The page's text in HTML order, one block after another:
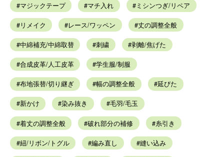
マジックテープ マチ入れ ミシンつぎ/リペア
リメイク レース/ワッペン 丈の調整全般
中綿補充/中綿取替 刺繍 剥離/焦げた
合成皮革/人工皮革 学生服/制服
布地張替/切り継ぎ 幅の調整全般 延びた
新かけ 染み抜き 毛羽/毛玉
着丈の調整全般 破れ部分の補修 糸引き
紐/リボン/トグル 編み直し 縫い込み